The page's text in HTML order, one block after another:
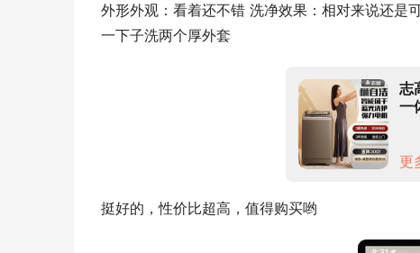
外形外观：看着还不错 洗净效果：相对来说还是
一下子洗两个厚外套
志
一
更
挺好的，性价比超高，值得购买哟